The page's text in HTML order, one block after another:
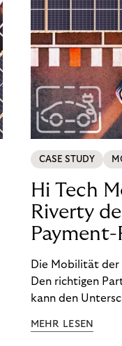
CASE STUDY
Hi Tech
Riverty
Die Mobilität der
Den richtigen
kann den
Prozessen und
MEHR LESEN